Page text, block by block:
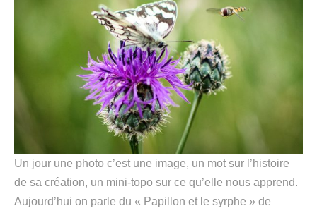
Un jour une photo c’est une image, un mot sur l’histoire
de sa création, un mini-topo sur ce qu’elle nous apprend.
Aujourd’hui on parle du « Papillon et le syrphe » de